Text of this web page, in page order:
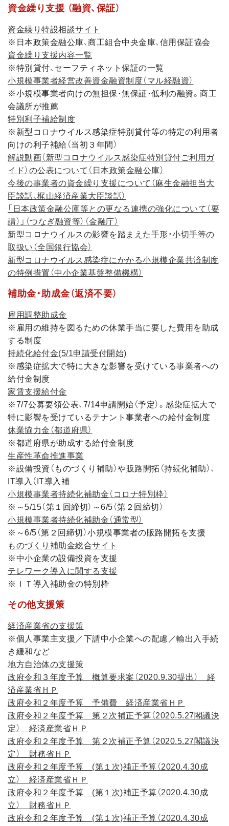
資金繰り支援 （融資、保証）
資金繰り特設相談サイト
※日本政策金融公庫、商工組合中央金庫、信用保証協会
資金繰り支援内容一覧
※特別貸付、セーフティネット保証の一覧
小規模事業者経営改善資金融資制度（マル経融資）
※小規模事業者向けの無担保･無保証･低利の融資。商工
会議所が推薦
特別利子補給制度
※新型コロナウイルス感染症特別貸付等の特定の利用者
向けの利子補給（当初３年間）
解説動画（新型コロナウイルス感染症特別貸付ご利用ガ
イド）の公表について（日本政策金融公庫）
今後の事業者の資金繰り支援について（麻生金融担当大
臣談話、梶山経済産業大臣談話）
「日本政策金融公庫等との更なる連携の強化について（要
請）」（つなぎ融資等）（金融庁）
新型コロナウイルスの影響を踏まえた手形・小切手等の
取扱い（全国銀行協会）
新型コロナウイルス感染症にかかる小規模企業共済制度
の特例措置（中小企業基盤整備機構）
補助金・助成金（返済不要）
雇用調整助成金
※雇用の維持を図るための休業手当に要した費用を助成
する制度
持続化給付金(5/1申請受付開始)
※感染症拡大で特に大きな影響を受けている事業者への
給付金制度
家賃支援給付金
※7/7公募要領公表、7/14申請開始（予定）。感染症拡大で
特に影響を受けているテナント事業者への給付金制度
休業協力金（都道府県）
※都道府県が助成する給付金制度
生産性革命推進事業
※設備投資（ものづくり補助）や販路開拓（持続化補助）、
IT導入（IT導入補
小規模事業者持続化補助金（コロナ特別枠）
※～5/15（第１回締切）～6/5（第２回締切）
小規模事業者持続化補助金（通常型）
※～6/5（第２回締切）小規模事業者の販路開拓を支援
ものづくり補助金総合サイト
※中小企業の設備投資を支援
テレワーク導入に関する支援
※ＩＴ導入補助金の特別枠
その他支援策
経済産業省の支援策
※個人事業主支援／下請中小企業への配慮／輸出入手続
き緩和など
地方自治体の支援策
政府令和３年度予算 概算要求案（2020.9.30提出） 経
済産業省ＨＰ
政府令和２年度予算 予備費 経済産業省ＨＰ
政府令和２年度予算 第２次補正予算（2020.5.27閣議決
定） 経済産業省ＨＰ
政府令和２年度予算 第２次補正予算（2020.5.27閣議決
定） 財務省ＨＰ
政府令和２年度予算 (第１次)補正予算（2020.4.30成
立） 経済産業省ＨＰ
政府令和２年度予算 (第１次)補正予算（2020.4.30成
立） 財務省ＨＰ
政府令和２年度予算 (第１次)補正予算（2020.4.30成